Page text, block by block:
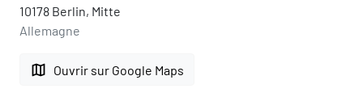
10178 Berlin, Mitte
Allemagne
map Ouvrir sur Google Maps